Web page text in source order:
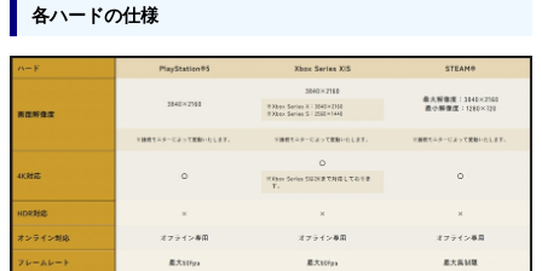
各ハードの仕様